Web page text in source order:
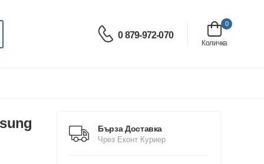
0 879-972-070
0
Количка
Бърза Доставка
Чрез Еконт Куриер